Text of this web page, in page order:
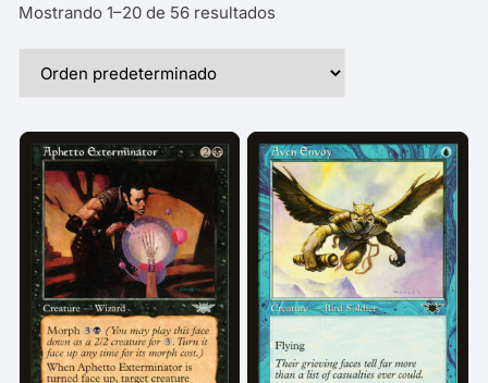
Mostrando 1–20 de 56 resultados